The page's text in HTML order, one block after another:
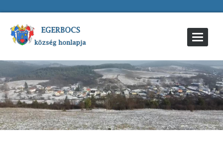
Toggle